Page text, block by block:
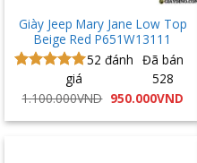
Giày Jeep Mary Jane Low Top
Beige Red P651W13111
Được xếp
hạng5.00
52 đánh
giá
Đã bán
528
1.100.000VND Giá
gốc
là:
950.000VNDGiá
tại